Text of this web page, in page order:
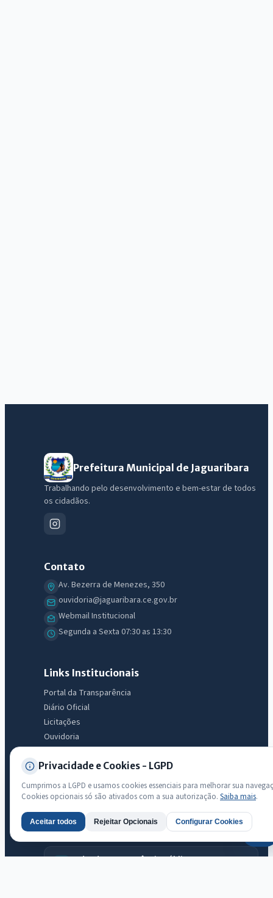
Prefeitura Municipal de Jaguaribara
Trabalhando pelo desenvolvimento e bem-estar de todos
os cidadãos.
Contato
Av. Bezerra de Menezes, 350
ouvidoria@jaguaribara.ce.gov.br
Webmail Institucional
Segunda a Sexta 07:30 as 13:30
Links Institucionais
Portal da Transparência
Diário Oficial
Licitações
Ouvidoria
LGPD
Mapa do Site
Acessibilidade
Transparência
Radar da Transparência Pública
Privacidade e Cookies - LGPD
Cumprimos a LGPD e usamos cookies essenciais para melhorar sua
Cookies opcionais só são ativados com a sua autorização. Saiba mais.
Aceitar todos Rejeitar Opcionais Configurar Cookies
IntGest AI
licitações, estrutura ou transparência do município.
Licitações abertas